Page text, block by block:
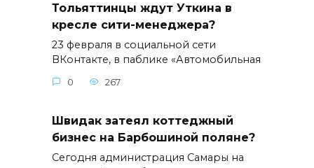
Тольяттинцы ждут Уткина в
кресле сити-менеджера?
23 февраля в социальной сети
ВКонтакте, в паблике «Автомобильная
0 267
Швидак затеял коттеджный
бизнес на Барбошиной поляне?
Сегодня администрация Самары на